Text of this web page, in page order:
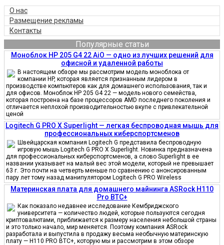
О нас
Размещение рекламы
Контакты
Популярные статьи
Моноблок HP 205 G4 22 AiO — одно из лучших решений для
офисной и удаленной работы
В настоящем обзоре мы рассмотрим модель моноблока от
компании HP, которая является признанным лидером в
производстве компьютеров как для домашнего использования, так и
для офисов. Моноблок HP 205 G4 22 — модель нового семейства,
которая построена на базе процессоров AMD последнего поколения и
отличается неплохой производительностью вкупе с привлекательной
ценой
Logitech G PRO X Superlight — легкая беспроводная мышь для
профессиональных киберспортсменов
Швейцарская компания Logitech G представила беспроводную
игровую мышь Logitech G PRO X Superlight. Новинка предназначена
для профессиональных киберспортсменов, а слово Superlight в ее
названии указывает на малый вес этой модели, который не превышает
63 г. Это почти на четверть меньше по сравнению с анонсированным
пару лет тому назад манипулятором Logitech G PRO Wireless
Материнская плата для домашнего майнинга ASRock H110
Pro BTC+
Как показало недавнее исследование Кембриджского
университета — количество людей, которые пользуются сегодня
криптовалютами, приближается к размеру населения небольшой страны
и это только начало, мир меняется. Поэтому компания ASRock
разработала и выпустила в продажу весьма необычную материнскую
плату — H110 PRO BTC+, которую мы и рассмотрим в этом обзоре